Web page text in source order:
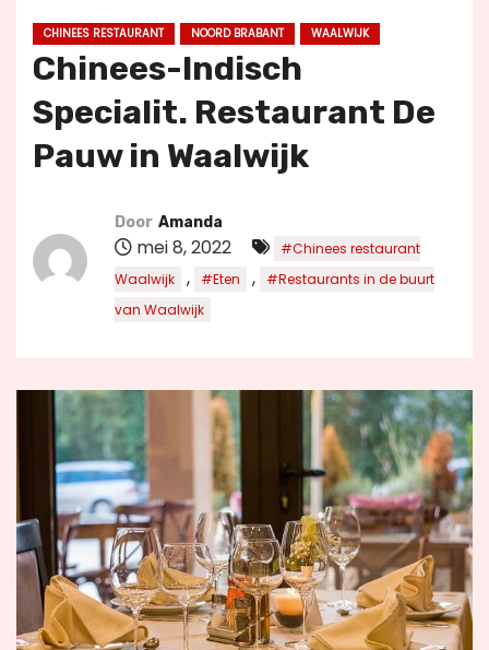
CHINEES RESTAURANT NOORD BRABANT WAALWIJK
Chinees-Indisch
Specialit. Restaurant De
Pauw in Waalwijk
Door Amanda
mei 8, 2022
#Chinees restaurant
Waalwijk
, #Eten ,
#Restaurants in de buurt
van Waalwijk